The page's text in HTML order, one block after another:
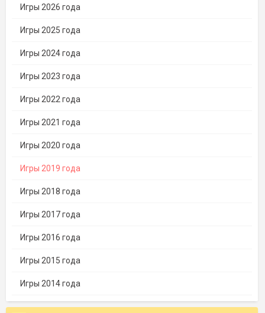
Игры 2026 года
Игры 2025 года
Игры 2024 года
Игры 2023 года
Игры 2022 года
Игры 2021 года
Игры 2020 года
Игры 2019 года
Игры 2018 года
Игры 2017 года
Игры 2016 года
Игры 2015 года
Игры 2014 года